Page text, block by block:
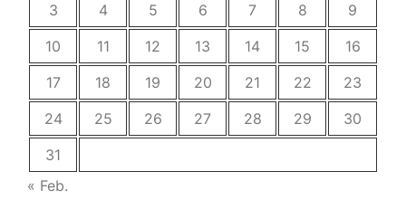
3
4 5 6 7 8
9
10
11 12 13 14 15
16
17
18 19 20 21 22
23
24
25 26 27 28 29
30
31
« Feb.